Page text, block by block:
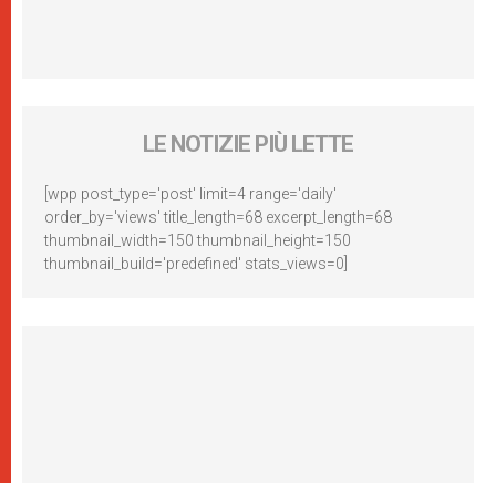
LE NOTIZIE PIÙ LETTE
[wpp post_type='post' limit=4 range='daily'
order_by='views' title_length=68 excerpt_length=68
thumbnail_width=150 thumbnail_height=150
thumbnail_build='predefined' stats_views=0]